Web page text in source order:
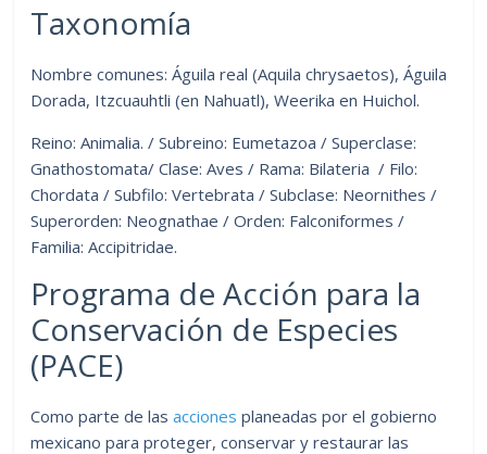
Taxonomía
Nombre comunes: Águila real (Aquila chrysaetos), Águila
Dorada, Itzcuauhtli (en Nahuatl), Weerika en Huichol.
Reino: Animalia. / Subreino: Eumetazoa / Superclase:
Gnathostomata/ Clase: Aves / Rama: Bilateria / Filo:
Chordata / Subfilo: Vertebrata / Subclase: Neornithes /
Superorden: Neognathae / Orden: Falconiformes /
Familia: Accipitridae.
Programa de Acción para la
Conservación de Especies
(PACE)
Como parte de lasacciones planeadas por el gobierno
mexicano para proteger, conservar y restaurar las